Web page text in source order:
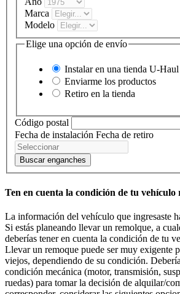
Marca
Modelo
Elige una opción de envío
Instalar en una tienda U-Haul
Enviarme los productos
Retiro en la tienda
Código postal
Fecha de instalación Fecha de retiro
Buscar enganches
Ten en cuenta la condición de tu vehículo
La información del vehículo que ingresaste
Si estás planeando llevar un remolque, a
deberías tener en cuenta la condición de tu
Llevar un remoque puede ser muy exigente
viejos, dependiendo de su condición.
condición mecánica (motor, transmisión,
ruedas) para tomar la decisión de alquilar/